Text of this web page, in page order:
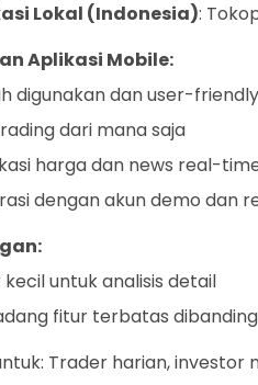
Lokal (Indonesia):
Aplikasi Mobile:
digunakan dan user-friendly
dari mana saja
harga dan news real-
dengan akun demo dan
kecil untuk analisis detail
fitur terbatas
Trader harian,